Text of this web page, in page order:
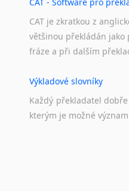
CAT je zkratkou z
většinou překládán jako
fráze a při dalším
Výkladové slovníky
Každý překladatel dobře
kterým je možné význam